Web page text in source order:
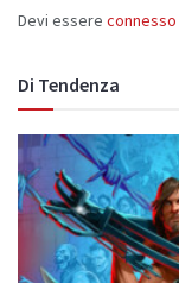
Devi essere connesso
Di Tendenza